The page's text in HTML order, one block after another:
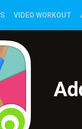
VIDEO WORKOUT